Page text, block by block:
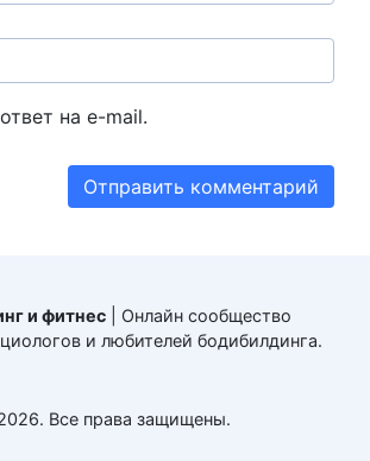
на e-mail.
и фитнес | Онлайн сообщество
и любителей бодибилдинга.
Все права защищены.